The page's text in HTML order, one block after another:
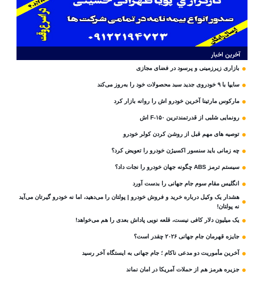
آخرین اخبار
بازاری زیرزمینی و پرسود در فضای مجازی
سایپا با ۹ خودروی جدید سبد محصولات خود را به‌روز می‌کند
مارکوس مارتینا آخرین خودرو اش را روانه بازار کرد
رونمایی شلبی از قدرتمندترین F-۱۵۰ اش
توصیه های مهم قبل از روشن کردن کولر خودرو
چه زمانی باید سنسور اکسیژن خودرو را تعویض کرد؟
سیستم ترمز ABS چگونه جهان خودرو را نجات داد؟
انگلیس مقام سوم جام‌ جهانی را بدست آورد
هشدار یک وکیل درباره خرید و فروش خودرو | پولتان را می‌دهید، اما نه خودرو گیرتان می‌آید
نه پولتان!
یک میلیون دلار کافی نیست، قلعه‌ نویی پاداش بعدی را هم می‌خواهد!
جایزه قهرمان جام جهانی ۲۰۲۶ چقدر است؟
آخرین مأموریت دو مدعی ناکام ؛ جام جهانی به ایستگاه آخر رسید
جزیره هرمز هم از حملات آمریکا در امان نماند